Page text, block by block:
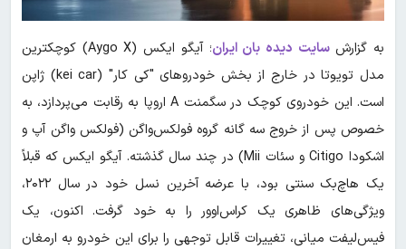
به گزارشسایت دیده بان ایران
؛ آیگو ایکس (Aygo X) کوچکترین
مدل تویوتا در خارج از بخش خودروهای "کی کار" (kei car) ژاپن
است. این خودروی کوچک در سگمنت A اروپا به رقابت می‌پردازد، به
خصوص پس از خروج سه گانه گروه فولکس‌واگن (فولکس واگن آپ و
اشکودا Citigo و سئات Mii) در چند سال گذشته. آیگو ایکس که قبلاً
یک هاچ‌بک سنتی بود، با عرضه آخرین نسل خود در سال ۲۰۲۲،
ویژگی‌های ظاهری یک کراس‌اوور را به خود گرفت. اکنون، یک
فیس‌لیفت میانی، تغییرات قابل توجهی را برای این خودرو به ارمغان